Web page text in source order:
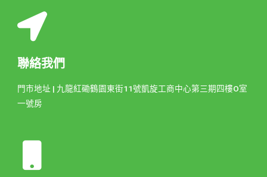
聯絡我們
門市地址 | 九龍紅磡鶴園東街11號凱旋工商中心第三期四樓O室
一號房